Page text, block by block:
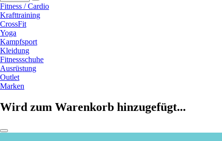
Fitness / Cardio
Krafttraining
CrossFit
Yoga
Kampfsport
Kleidung
Fitnessschuhe
Ausrüstung
Outlet
Marken
Wird zum Warenkorb hinzugefügt...